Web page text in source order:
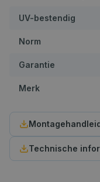
UV-bestendig
Norm
Garantie
Merk
Technische